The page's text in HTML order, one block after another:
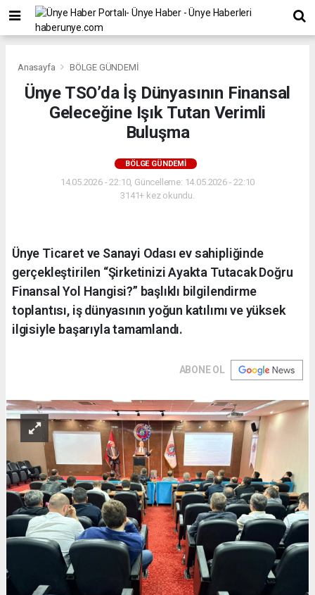
Anasayfa BÖLGE GÜNDEMİ
Ünye TSO’da İş Dünyasının Finansal
Geleceğine Işık Tutan Verimli
Buluşma
BÖLGE GÜNDEMİ
14.05.2026 - 22:10, Güncelleme: 14.05.2026 - 22:10
3141+ kez okundu.
Ünye Ticaret ve Sanayi Odası ev sahipliğinde
gerçekleştirilen “Şirketinizi Ayakta Tutacak Doğru
Finansal Yol Hangisi?” başlıklı bilgilendirme
toplantısı, iş dünyasının yoğun katılımı ve yüksek
ilgisiyle başarıyla tamamlandı.
ABONE OL